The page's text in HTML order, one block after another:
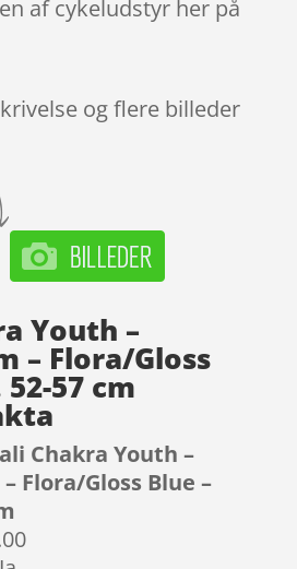
af cykeludstyr her på
og flere billeder
Youth –
– Flora/Gloss
57 cm
Chakra Youth –
Flora/Gloss Blue –